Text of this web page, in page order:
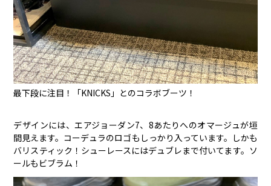
最下段に注目！「KNICKS」とのコラボブーツ！
デザインには、エアジョーダン7、8あたりへのオマージュが垣
間見えます。コーデュラのロゴもしっかり入っています。しかも
バリスティック！シューレースにはデュブレまで付いてます。ソ
ールもビブラム！